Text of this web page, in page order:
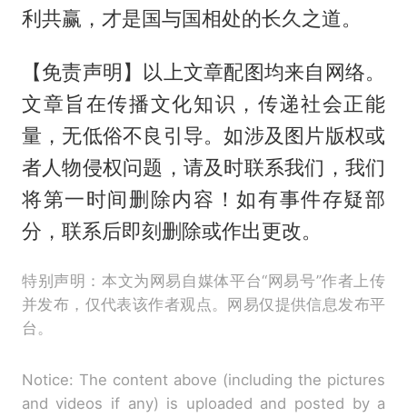
利共赢，才是国与国相处的长久之道。
【免责声明】以上文章配图均来自网络。
文章旨在传播文化知识，传递社会正能
量，无低俗不良引导。如涉及图片版权或
者人物侵权问题，请及时联系我们，我们
将第一时间删除内容！如有事件存疑部
分，联系后即刻删除或作出更改。
特别声明：本文为网易自媒体平台“网易号”作者上传
并发布，仅代表该作者观点。网易仅提供信息发布平
台。
Notice: The content above (including the pictures
and videos if any) is uploaded and posted by a